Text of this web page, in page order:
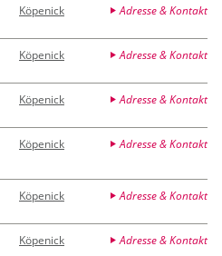
Köpenick Adresse & Kontakt
Köpenick Adresse & Kontakt
Köpenick Adresse & Kontakt
Köpenick Adresse & Kontakt
Köpenick Adresse & Kontakt
Köpenick Adresse & Kontakt